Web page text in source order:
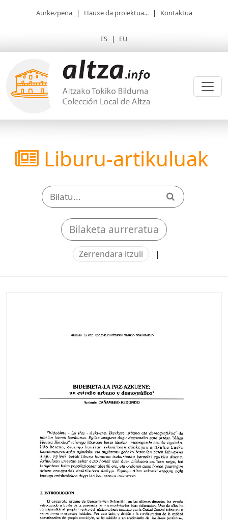
Aurkezpena | Hauxe da proiektua... | Kontaktua
ES | EU
Liburu-artikuluak
Bilaketa aurreratua
Zerrendara itzuli |